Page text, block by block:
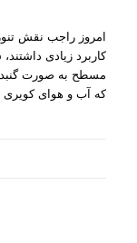
امروز راجب نقش
کاربرد زیادی
مسطح به صورت
که آب و هوای